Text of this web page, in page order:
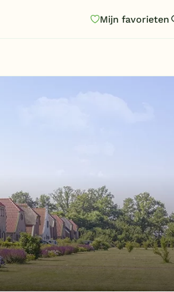
Mijn favorieten
Last minutes
Vakantiepark keuzehulp
Onze vakantiegidsen
Vakantieparken
Subtropisch zwembad